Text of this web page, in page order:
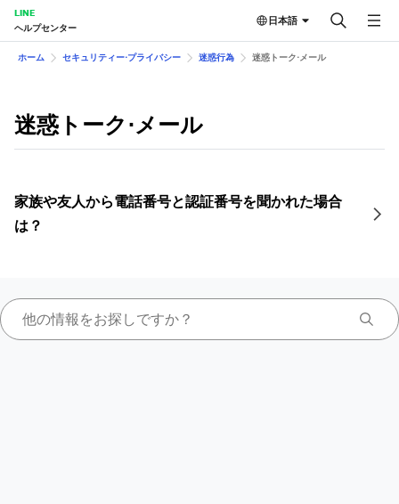
LINE
ヘルプセンター
日本語
ホーム セキュリティー⋅プライバシー 迷惑行為 迷惑トーク⋅メール
迷惑トーク⋅メール
家族や友人から電話番号と認証番号を聞かれた場合
は？